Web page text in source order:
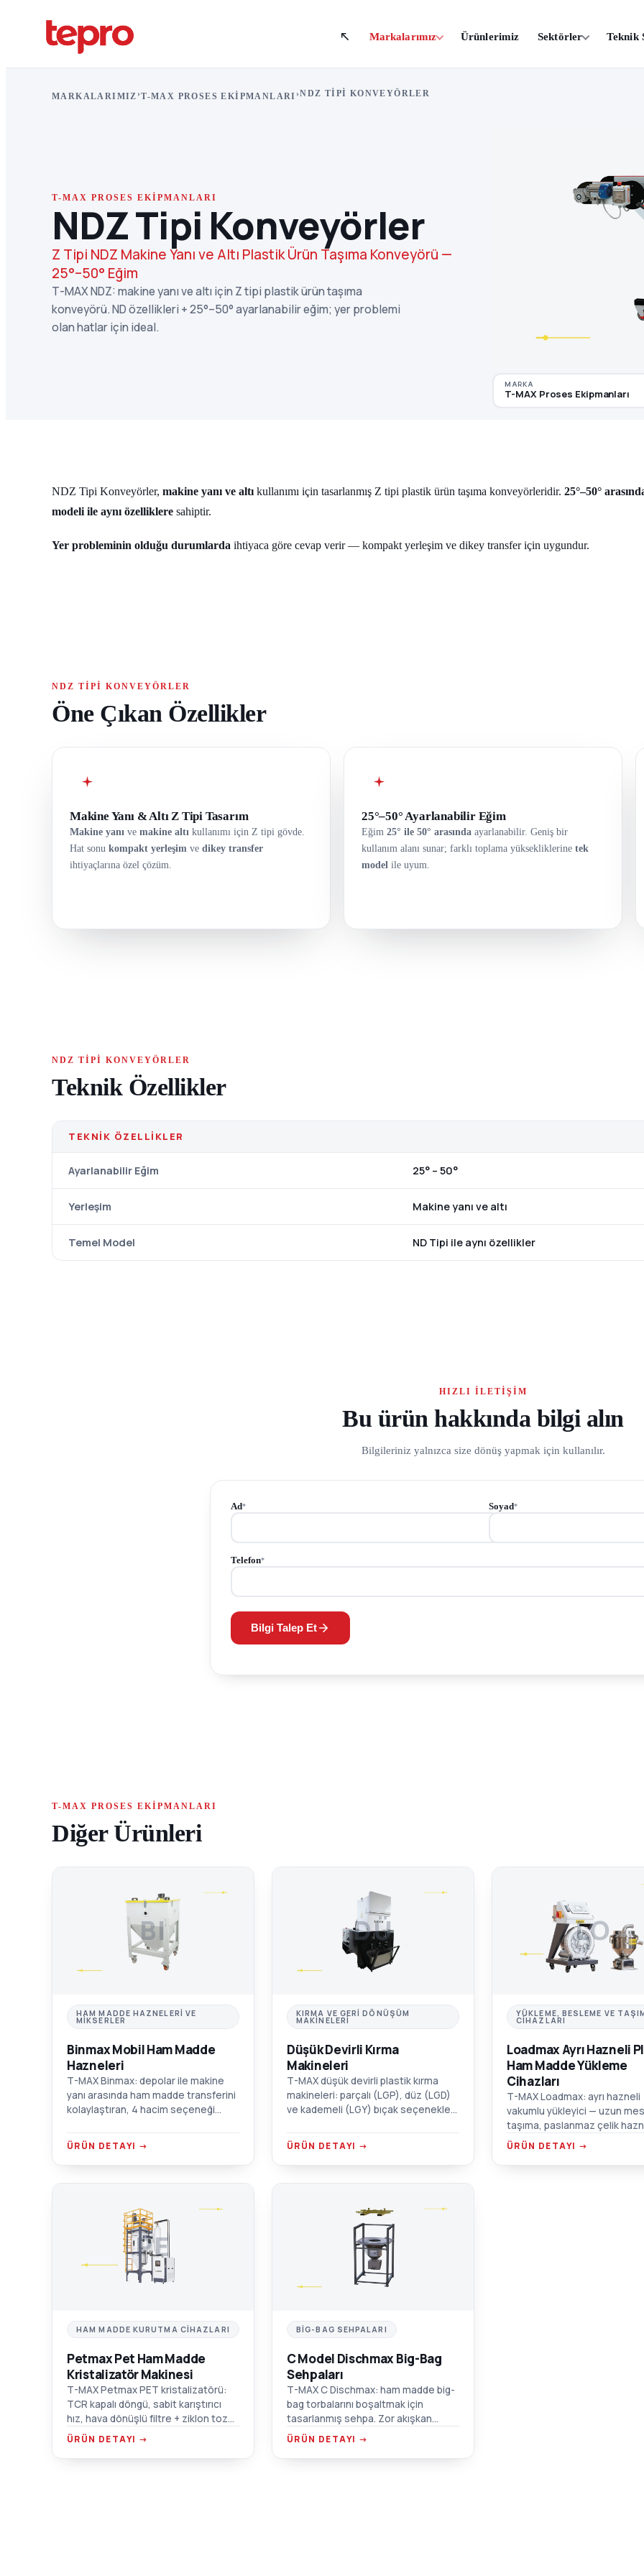
Markalarımız Ürünlerimiz Sektörler Teknik
MARKALARIMIZ ›T-MAX PROSES EKIPMANLARI ›NDZ TIPI KONVEYÖRLER
T-MAX PROSES EKIPMANLARI
NDZ Tipi Konveyörler
Z Tipi NDZ Makine Yanı ve Altı Plastik Ürün Taşıma Konveyörü —
25°–50° Eğim
T-MAX NDZ: makine yanı ve altı için Z tipi plastik ürün taşıma
konveyörü. ND özellikleri + 25°–50° ayarlanabilir eğim; yer problemi
olan hatlar için ideal.
MARKA
T-MAX Proses Ekipmanları
NDZ Tipi Konveyörler, makine yanı ve altı kullanımı için tasarlanmış Z tipi plastik ürün taşıma konveyörleridir. 25°–50°
modeli ile aynı özelliklere sahiptir.
Yer probleminin olduğu durumlarda ihtiyaca göre cevap verir — kompakt yerleşim ve dikey transfer için uygundur.
NDZ TIPI KONVEYÖRLER
Öne Çıkan Özellikler
Makine Yanı & Altı Z Tipi Tasarım
Makine yanı ve makine altı kullanımı için Z tipi gövde.
Hat sonu kompakt yerleşim ve dikey transfer
ihtiyaçlarına özel çözüm.
25°–50° Ayarlanabilir Eğim
Eğim 25° ile 50° arasında ayarlanabilir. Geniş bir
kullanım alanı sunar; farklı toplama yüksekliklerine tek
model ile uyum.
NDZ TIPI KONVEYÖRLER
Teknik Özellikler
TEKNIK ÖZELLIKLER
Ayarlanabilir Eğim 25° – 50°
Yerleşim Makine yanı ve altı
Temel Model ND Tipi ile aynı özellikler
HIZLI İLETIŞIM
Bu ürün hakkında bilgi alın
Bilgileriniz yalnızca size dönüş yapmak için kullanılır.
Ad* Soyad*
Telefon*
Bilgi Talep Et
T-MAX PROSES EKIPMANLARI
Diğer Ürünleri
BI
HAM MADDE HAZNELERI VE
MIKSERLER
Binmax Mobil Ham Madde
Hazneleri
T-MAX Binmax: depolar ile makine
yanı arasında ham madde transferini
kolaylaştıran, 4 hacim seçeneği
Krom/alüminyum/AISI 304 SST
seçenekleri.
ÜRÜN DETAYI →
DÜ
KIRMA VE GERI DÖNÜŞÜM
MAKINELERI
Düşük Devirli Kırma
Makineleri
T-MAX düşük devirli plastik kırma
makineleri: parçalı (LGP), düz (LGD)
ve kademeli (LGY) bıçak seçenekleri.
duvarlı hazne.
ÜRÜN DETAYI →
LO
YÜKLEME, BESLEME VE
CIHAZLARI
Loadmax Ayrı Hazneli
Ham Madde Yükleme
Cihazları
T-MAX Loadmax: ayrı hazneli
vakumlu yükleyici — uzun
taşıma, paslanmaz çelik
yüksek verimli blower ve
ÜRÜN DETAYI →
PE
HAM MADDE KURUTMA CIHAZLARI
Petmax Pet Ham Madde
Kristalizatör Makinesi
T-MAX Petmax PET kristalizatörü:
TCR kapalı döngü, sabit karıştırıcı
hız, hava dönüşlü filtre + ziklon toz
toplayıcı, çift aşırı ısınma koruması.
ÜRÜN DETAYI →
C
BIG-BAG SEHPALARI
C Model Dischmax Big-Bag
Sehpaları
T-MAX C Dischmax: ham madde big-
bag torbalarını boşaltmak için
tasarlanmış sehpa. Zor akışkan
malzemeler için titreşimli hazne,
flanş bağlantısı.
ÜRÜN DETAYI →